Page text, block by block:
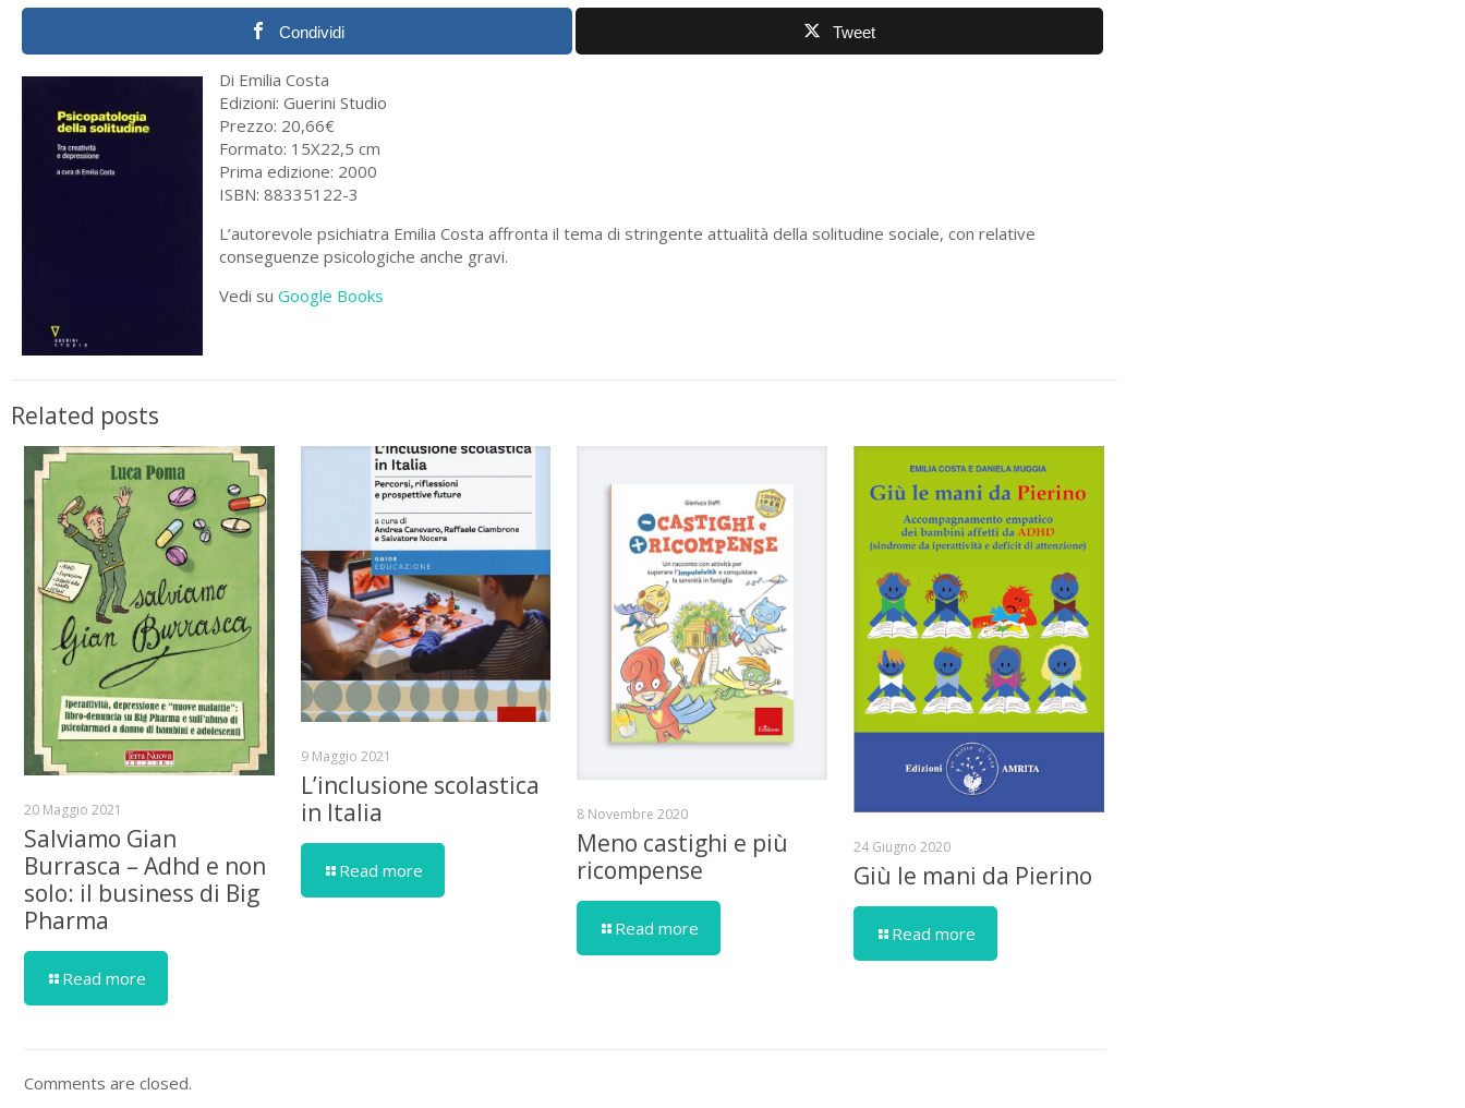
Condividi Tweet
Di Emilia Costa
Edizioni: Guerini Studio
Prezzo: 20,66€
Formato: 15X22,5 cm
Prima edizione: 2000
ISBN: 88335122-3
L’autorevole psichiatra Emilia Costa affronta il tema di stringente attualità della solitudine sociale, con relative
conseguenze psicologiche anche gravi.
Vedi suGoogle Books
Related posts
20 Maggio 2021
Salviamo Gian
Burrasca – Adhd e non
solo: il business di Big
Pharma
Read more
9 Maggio 2021
L’inclusione scolastica
in Italia
Read more
8 Novembre 2020
Meno castighi e più
ricompense
Read more
24 Giugno 2020
Giù le mani da Pierino
Read more
Comments are closed.